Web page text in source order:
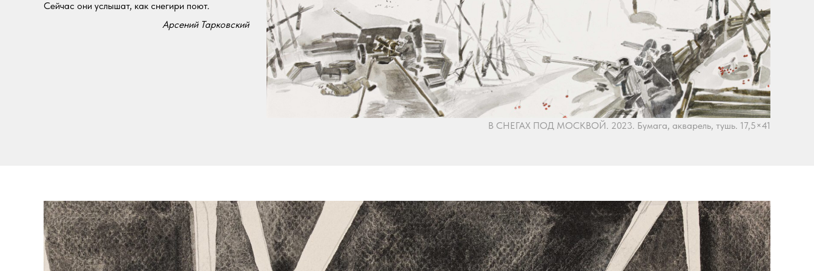
Сейчас они услышат, как снегири поют.
Арсений Тарковский
В СНЕГАХ ПОД МОСКВОЙ. 2023. Бумага, акварель, тушь. 17,5×41